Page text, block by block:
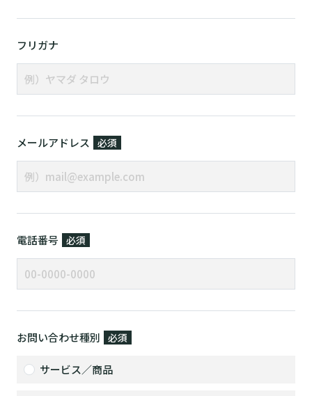
フリガナ
メールアドレス 必須
電話番号 必須
お問い合わせ種別 必須
サービス／商品